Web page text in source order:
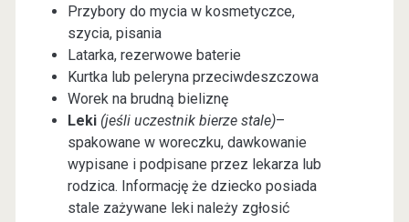
Przybory do mycia w kosmetyczce,
szycia, pisania
Latarka, rezerwowe baterie
Kurtka lub peleryna przeciwdeszczowa
Worek na brudną bieliznę
Leki (jeśli uczestnik bierze stale)–
spakowane w woreczku, dawkowanie
wypisane i podpisane przez lekarza lub
rodzica. Informację że dziecko posiada
stale zażywane leki należy zgłosić